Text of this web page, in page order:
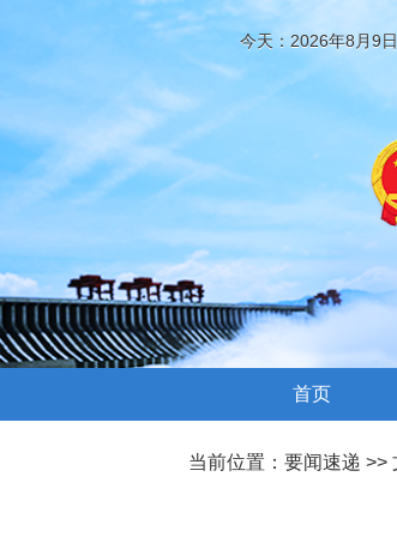
今天：2026年8月9
首页
当前位置： 要闻速递 >>